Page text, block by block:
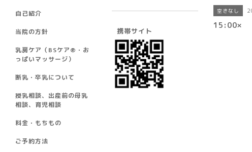
空きなし
15:00×
自己紹介
当院の方針
乳房ケア（BSケア®︎・お
っぱいマッサージ）
断乳・卒乳について
授乳相談、出産前の母乳
相談、育児相談
料金・もちもの
ご予約方法
携帯サイト